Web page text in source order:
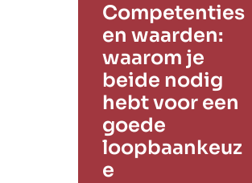
Competenties
en waarden:
waarom je
beide nodig
hebt voor een
goede
loopbaankeuz
e